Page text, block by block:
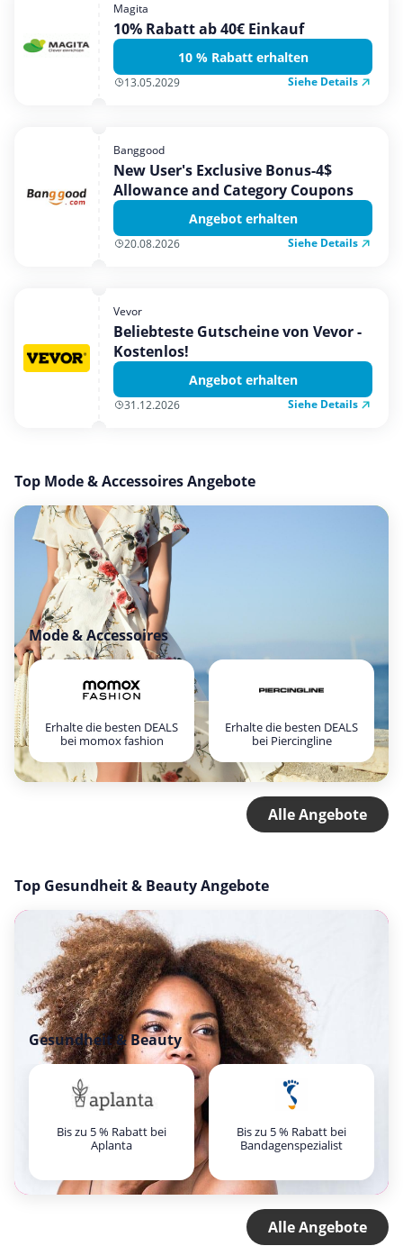
Magita
10% Rabatt ab 40€ Einkauf
10 % Rabatt erhalten
13.05.2029 Siehe Details
Banggood
New User's Exclusive Bonus-4$
Allowance and Category Coupons
Angebot erhalten
20.08.2026 Siehe Details
Vevor
Beliebteste Gutscheine von Vevor -
Kostenlos!
Angebot erhalten
31.12.2026 Siehe Details
Top Mode & Accessoires Angebote
Mode & Accessoires
Erhalte die besten DEALS
bei momox fashion
Erhalte die besten DEALS
bei Piercingline
Alle Angebote
Top Gesundheit & Beauty Angebote
Gesundheit & Beauty
Bis zu 5 % Rabatt bei
Aplanta
Bis zu 5 % Rabatt bei
Bandagenspezialist
Alle Angebote